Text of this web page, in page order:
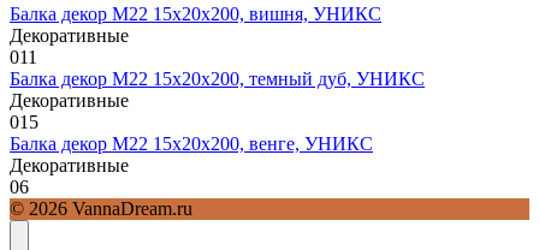
Балка декор М22 15х20х200, вишня, УНИКС
Декоративные
011
Балка декор М22 15х20х200, темный дуб, УНИКС
Декоративные
015
Балка декор М22 15х20х200, венге, УНИКС
Декоративные
06
© 2026 VannaDream.ru